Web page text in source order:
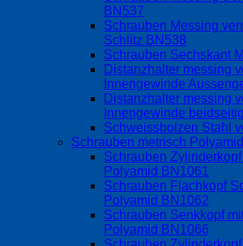
BN537
Schrauben Messing
Schlitz BN538
Schrauben Sechskant
Distanzhalter messing
Innengewinde
Distanzhalter messing
Innengewinde
Schweissbolzen Stahl
Schrauben metrisch
Schrauben
Polyamid BN1061
Schrauben Flachkopf
Polyamid BN1062
Schrauben Senkkopf
Polyamid BN1066